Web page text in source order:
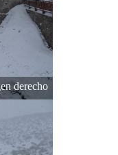
derecho